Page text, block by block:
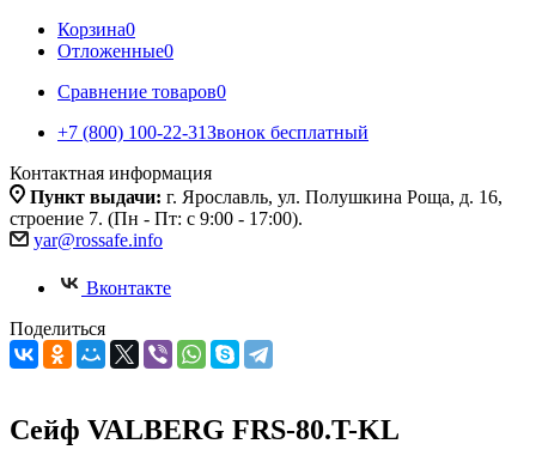
Корзина0
Отложенные0
Сравнение товаров0
+7 (800) 100-22-31Звонок бесплатный
Контактная информация
Пункт выдачи: г. Ярославль, ул. Полушкина Роща, д. 16,
строение 7. (Пн - Пт: с 9:00 - 17:00).
yar@rossafe.info
Вконтакте
Поделиться
Сейф VALBERG FRS-80.T-KL